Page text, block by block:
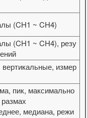
(CH1 ~ CH4)
(CH1 ~ CH4), резу
вертикальные, измер
пик, максимально
медиана, режи